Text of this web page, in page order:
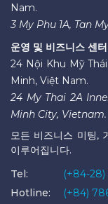
Nam.
3 My Phu 1A, Tan
운영 및 비즈니스 센
24 Nội Khu Mỹ
Minh, Việt Nam.
24 My Thai 2A
Minh City, Vietnam.
모든 비즈니스 미팅,
이루어집니다.
Tel:
(+84-28)
Hotline:
(+84)